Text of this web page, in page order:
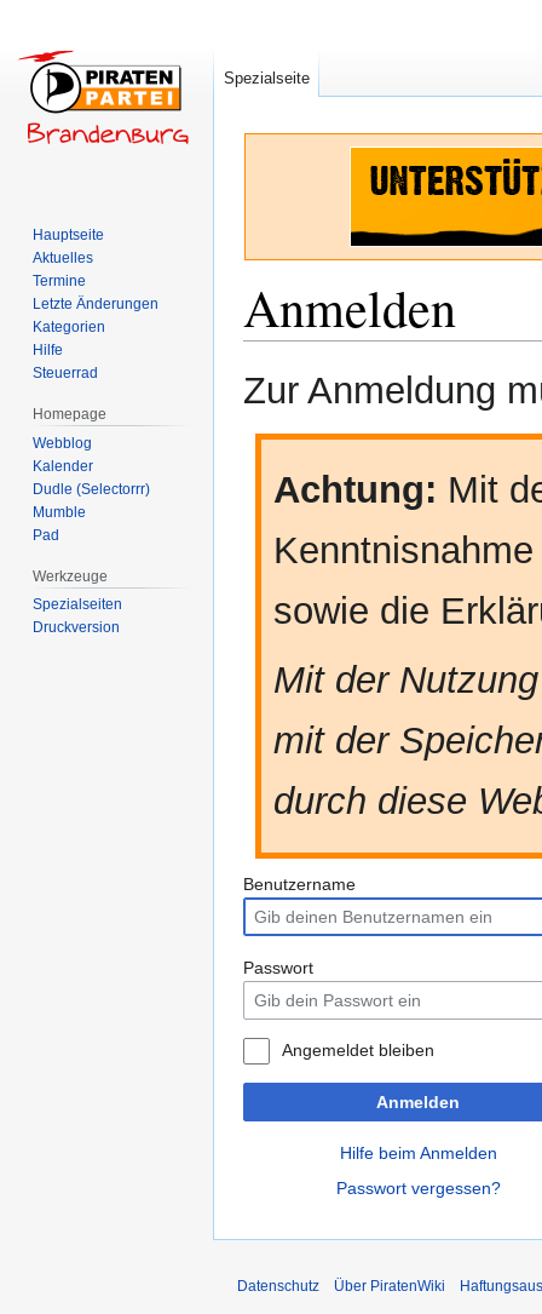
Anmelden
Navigation
Suche
Zur Anmeldung
Achtung: Mit
sowie die
Mit der
mit der
durch diese
Benutzername
Passwort
Angemeldet bleiben
Anmelden
Hilfe beim Anmelden
Passwort vergessen?
Spezialseite
Hauptseite
Aktuelles
Termine
Letzte Änderungen
Kategorien
Hilfe
Steuerrad
Homepage
Webblog
Kalender
Dudle (Selectorrr)
Mumble
Pad
Werkzeuge
Spezialseiten
Druckversion
Datenschutz Über PiratenWiki